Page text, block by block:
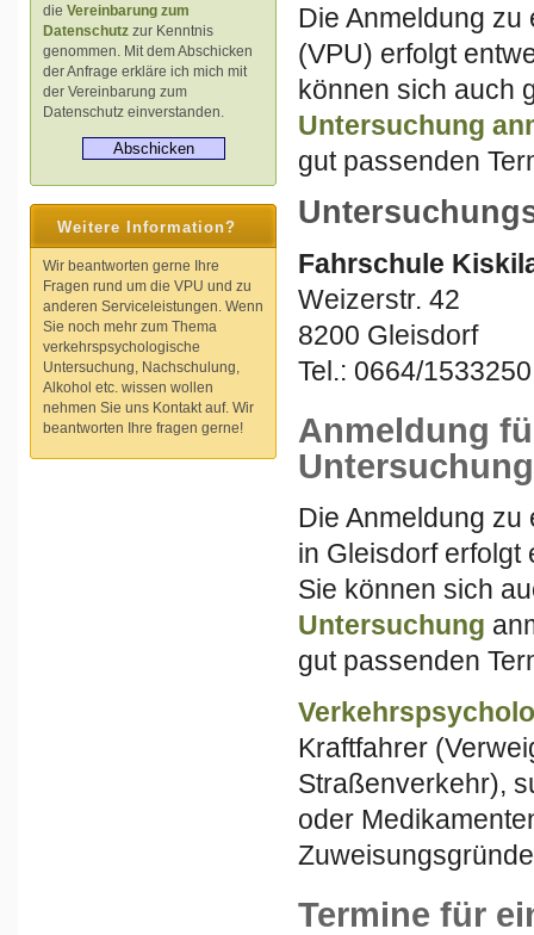
die Vereinbarung zum
Datenschutz zur Kenntnis
genommen. Mit dem Abschicken
der Anfrage erkläre ich mich mit
der Vereinbarung zum
Datenschutz einverstanden.
Weitere Information?
Wir beantworten gerne Ihre
Fragen rund um die VPU und zu
anderen Serviceleistungen. Wenn
Sie noch mehr zum Thema
verkehrspsychologische
Untersuchung, Nachschulung,
Alkohol etc. wissen wollen
nehmen Sie uns Kontakt auf. Wir
beantworten Ihre fragen gerne!
Die Anmeldung
(VPU) erfolgt
können sich auch
Untersuchung
gut passenden
Fahrschule
Weizerstr. 42
8200 Gleisdorf
Tel.: 0664/1533250
Anmeldung
Die Anmeldung
in Gleisdorf
Sie können sich
Untersuchung
gut passenden
Kraftfahrer
Straßenverkehr),
oder
Termine für